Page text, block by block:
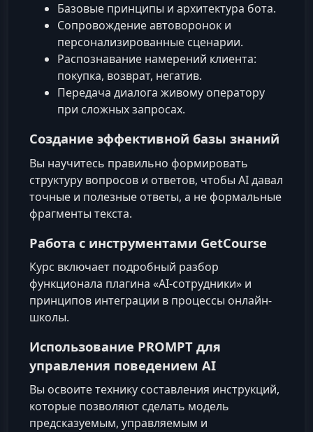
Базовые принципы и архитектура бота.
Сопровождение автоворонок и
персонализированные сценарии.
Распознавание намерений клиента:
покупка, возврат, негатив.
Передача диалога живому оператору
при сложных запросах.
Создание эффективной базы знаний
Вы научитесь правильно формировать
структуру вопросов и ответов, чтобы AI давал
точные и полезные ответы, а не формальные
фрагменты текста.
Работа с инструментами GetCourse
Курс включает подробный разбор
функционала плагина «AI-сотрудники» и
принципов интеграции в процессы онлайн-
школы.
Использование PROMPT для
управления поведением AI
Вы освоите технику составления инструкций,
которые позволяют сделать модель
предсказуемым, управляемым и